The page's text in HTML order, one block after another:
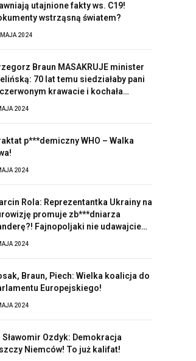
utajnione fakty ws. C19!
wstrząsną światem?
2024
Braun MASAKRUJE minister
70 lat temu siedziałaby pani
krawacie i kochała
2024
p***demiczny WHO – Walka
2024
Rola: Reprezentantka Ukrainy na
promuje zb***dniarza
Fajnopoljaki nie udawajcie
2024
Braun, Piech: Wielka koalicja do
Europejskiego!
2024
Sławomir Ozdyk: Demokracja
Niemców! To już kalifat!